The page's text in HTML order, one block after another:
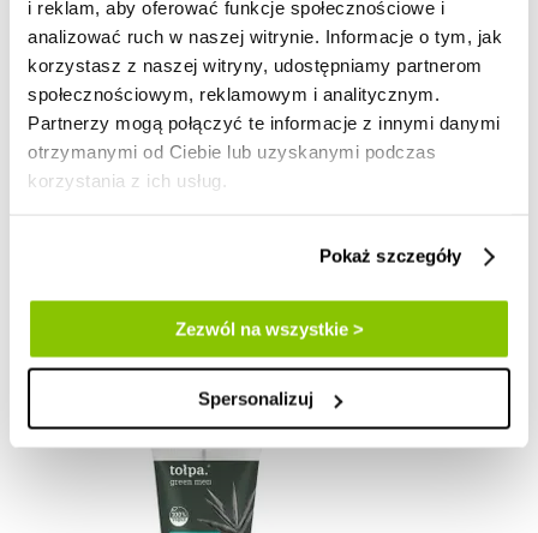
i reklam, aby oferować funkcje społecznościowe i
analizować ruch w naszej witrynie. Informacje o tym, jak
korzystasz z naszej witryny, udostępniamy partnerom
społecznościowym, reklamowym i analitycznym.
Partnerzy mogą połączyć te informacje z innymi danymi
otrzymanymi od Ciebie lub uzyskanymi podczas
korzystania z ich usług.
Pokaż szczegóły
Zezwól na wszystkie >
Spersonalizuj
pure.
głęboko oczyszczający żel do mycia twarzy, 150 ml
Cena promocyjna 13,72 zł cena regularna:27,99 zł
najniższa cena: 11,20 zł
Dodaj do listy życzeń